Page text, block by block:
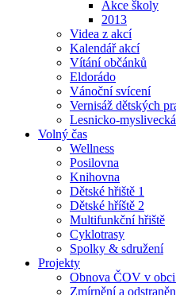
Akce školy
2013
Videa z akcí
Kalendář akcí
Vítání občánků
Eldorádo
Vánoční svícení
Vernisáž dětských
Lesnicko-
Volný čas
Wellness
Posilovna
Knihovna
Dětské hřiště 1
Dětské hříště 2
Multifunkční hřiště
Cyklotrasy
Spolky & sdružení
Projekty
Obnova ČOV v
Zmírnění a